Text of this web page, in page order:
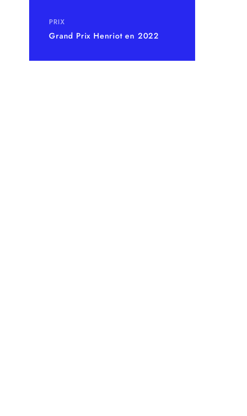
PRIX
Grand Prix Henriot en 2022